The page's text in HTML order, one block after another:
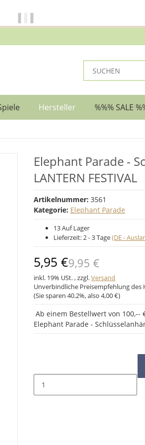
Hersteller %%% SALE
Elephant Parade -
LANTERN FESTIVAL
Artikelnummer: 3561
Kategorie: Elephant Parade
13 Auf Lager
Lieferzeit:2 - 3 Tage(DE -
5,95 €9,95 €
inkl. 19% USt. , zzgl.Versand
Unverbindliche Preisempfehlung des
(Sie sparen 40.2%, also 4,00 €)
Ab einem Bestellwert von
Elephant Parade -